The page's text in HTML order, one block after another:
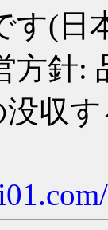
す(日
針:
収